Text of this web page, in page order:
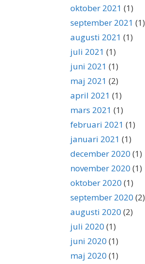
oktober 2021 (1)
september 2021 (1)
augusti 2021 (1)
juli 2021 (1)
juni 2021 (1)
maj 2021 (2)
april 2021 (1)
mars 2021 (1)
februari 2021 (1)
januari 2021 (1)
december 2020 (1)
november 2020 (1)
oktober 2020 (1)
september 2020 (2)
augusti 2020 (2)
juli 2020 (1)
juni 2020 (1)
maj 2020 (1)